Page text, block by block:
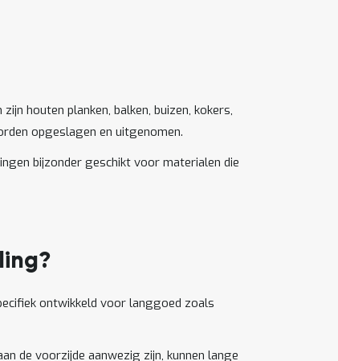
zijn houten planken, balken, buizen, kokers,
opgeslagen en uitgenomen.
bijzonder geschikt voor materialen die
ontwikkeld voor langgoed zoals
de voorzijde aanwezig zijn, kunnen lange